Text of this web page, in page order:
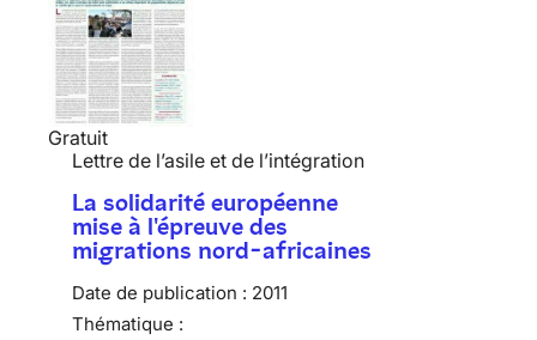
Gratuit
Lettre de l’asile et de l’intégration
La solidarité européenne
mise à l'épreuve des
migrations nord-africaines
Date de publication : 2011
Thématique :